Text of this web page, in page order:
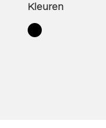
Kleuren